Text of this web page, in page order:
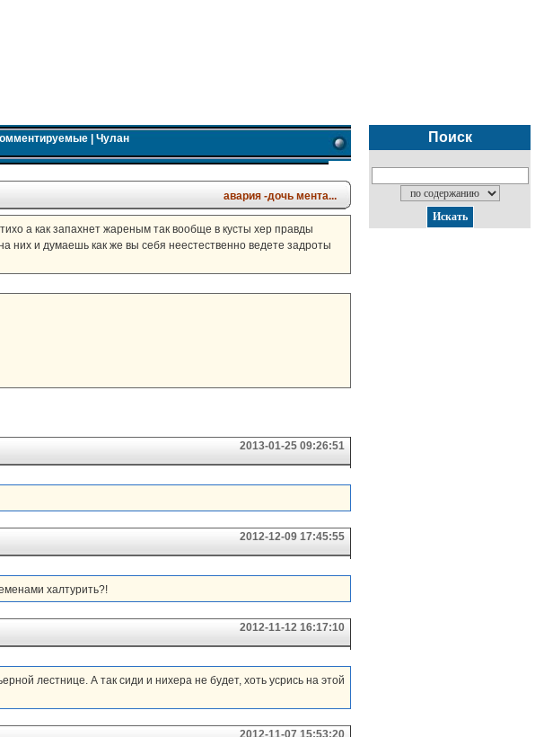
| Чулан
авария -дочь мента...
а как запахнет жареным так вообще в кусты хер правды
них и думаешь как же вы себя неестественно ведете задроты
2013-01-25 09:26:51
2012-12-09 17:45:55
халтурить?!
2012-11-12 16:17:10
лестнице. А так сиди и нихера не будет, хоть усрись на этой
2012-11-07 15:53:20
Поиск